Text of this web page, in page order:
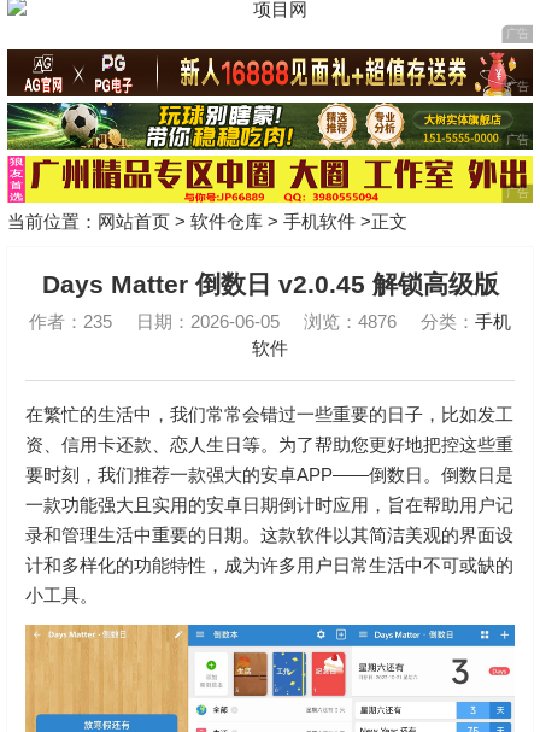
当前位置： 网站首页 > 软件仓库 > 手机软件 >正文
Days Matter 倒数日 v2.0.45 解锁高级版
作者：235 日期：2026-06-05 浏览：4876 分类： 手机
软件
在繁忙的生活中，我们常常会错过一些重要的日子，比如发工
资、信用卡还款、恋人生日等。为了帮助您更好地把控这些重
要时刻，我们推荐一款强大的安卓APP——倒数日。倒数日是
一款功能强大且实用的安卓日期倒计时应用，旨在帮助用户记
录和管理生活中重要的日期。这款软件以其简洁美观的界面设
计和多样化的功能特性，成为许多用户日常生活中不可或缺的
小工具。